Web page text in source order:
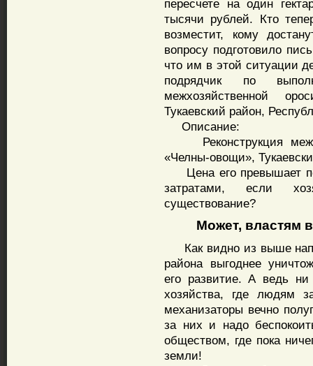
пересчете на один
тысячи рублей. Кто
возместит, кому
вопросу подготовило
что им в этой ситуации
подрядчик по
межхозяйственной
Тукаевский район,
Описание:
Реконструкция
«Челны-овощи»,
Цена его превышает
затратами, если
существование?
Может, властям
Как видно из выше
района выгоднее
его развитие. А ведь
хозяйства, где людям
механизаторы вечно
за них и надо
обществом, где пока
земли!